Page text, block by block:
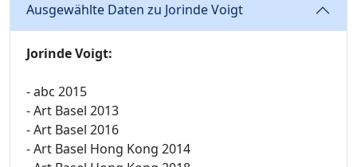
Ausgewählte Daten zu Jorinde Voigt
Jorinde Voigt:
- abc 2015
- Art Basel 2013
- Art Basel 2016
- Art Basel Hong Kong 2014